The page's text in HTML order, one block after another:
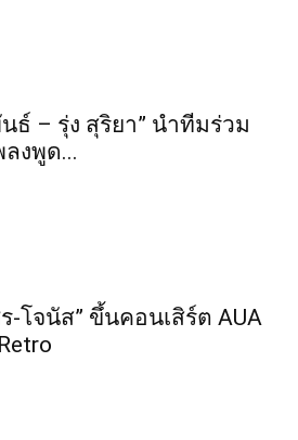
ธ์ – รุ่ง สุริยา” นำทีมร่วม
ลงพูด...
-โจนัส” ขึ้นคอนเสิร์ต AUA